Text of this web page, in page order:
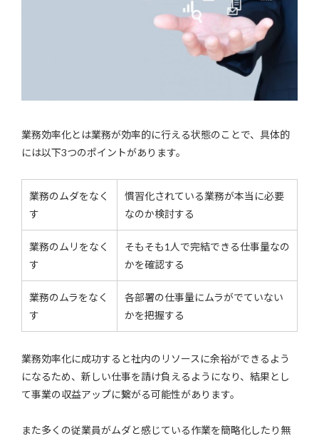
業務効率化とは業務が効率的に行える状態のことで、具体的
には以下3つのポイントがあります。
業務のムダをなく
す
慣習化されている業務が本当に必要
なのか検討する
業務のムリをなく
す
そもそも1人で完結できる仕事量なの
かを確認する
業務のムラをなく
す
各部署の仕事量にムラがでていない
かを把握する
業務効率化に成功すると社内のリソースに余裕ができるよう
になるため、新しい仕事を請け負えるようになり、結果とし
て事業の収益アップに繋がる可能性があります。
また多くの従業員がムダと感じている作業を簡略化したり無